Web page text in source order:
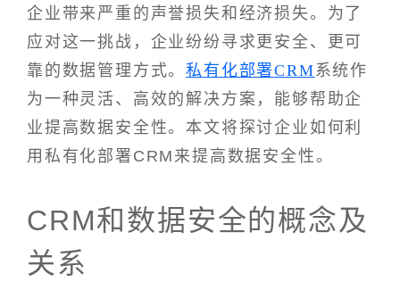
企业带来严重的声誉损失和经济损失。为了
应对这一挑战，企业纷纷寻求更安全、更可
靠的数据管理方式。私有化部署CRM 系统作
为一种灵活、高效的解决方案，能够帮助企
业提高数据安全性。本文将探讨企业如何利
用私有化部署CRM来提高数据安全性。
CRM和数据安全的概念及
关系